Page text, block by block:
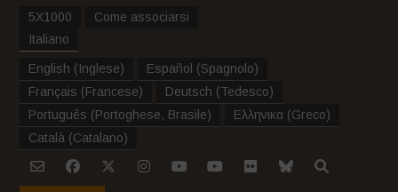
5X1000
Come associarsi
Italiano
English (Inglese) Español (Spagnolo)
Français (Francese) Deutsch (Tedesco)
Português (Portoghese, Brasile) Ελληνικα (Greco)
Català (Catalano)